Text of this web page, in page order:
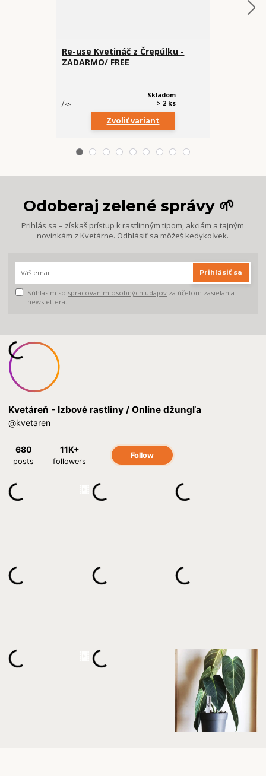
Re-use Kvetináč z Črepúlku -
ZADARMO/ FREE
/ks
Skladom
> 2 ks
Zvoliť variant
Odoberaj zelené správy 🌱
Prihlás sa – získaš prístup k rastlinným tipom, akciám a tajným
novinkám z Kvetárne. Odhlásiť sa môžeš kedykoľvek.
Prihlásiť sa
Súhlasím so spracovaním osobných údajov za účelom zasielania
newslettera.